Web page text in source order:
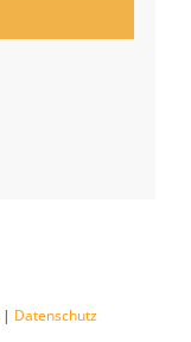
| Datenschutz